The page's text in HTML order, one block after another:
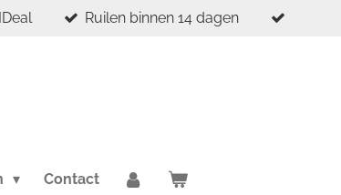
Ruilen binnen 14 dagen
Contact